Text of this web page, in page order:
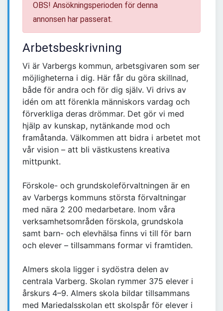
OBS! Ansökningsperioden för denna
annonsen har passerat.
Arbetsbeskrivning
Vi är Varbergs kommun, arbetsgivaren som ser
möjligheterna i dig. Här får du göra skillnad,
både för andra och för dig själv. Vi drivs av
idén om att förenkla människors vardag och
förverkliga deras drömmar. Det gör vi med
hjälp av kunskap, nytänkande mod och
framåtanda. Välkommen att bidra i arbetet mot
vår vision – att bli västkustens kreativa
mittpunkt.
Förskole- och grundskoleförvaltningen är en
av Varbergs kommuns största förvaltningar
med nära 2 200 medarbetare. Inom våra
verksamhetsområden förskola, grundskola
samt barn- och elevhälsa finns vi till för barn
och elever – tillsammans formar vi framtiden.
Almers skola ligger i sydöstra delen av
centrala Varberg. Skolan rymmer 375 elever i
årskurs 4–9. Almers skola bildar tillsammans
med Mariedalsskolan ett skolspår för elever i